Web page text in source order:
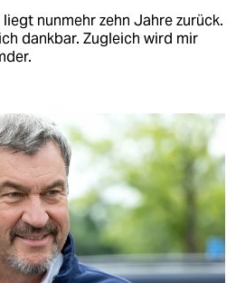
nunmehr zehn Jahre zurück.
dankbar. Zugleich wird mir